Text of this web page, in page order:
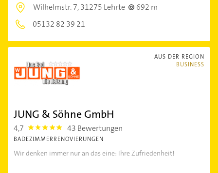
Wilhelmstr. 7,31275 Lehrte
692 m
05132 82 39 21
AUS DER REGION
BUSINESS
JUNG & Söhne GmbH
4,7 4.7000003 43 Bewertungen
BADEZIMMERRENOVIERUNGEN
Wir denken immer nur an das eine: Ihre Zufriedenheit!